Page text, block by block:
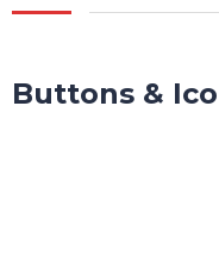
Buttons &